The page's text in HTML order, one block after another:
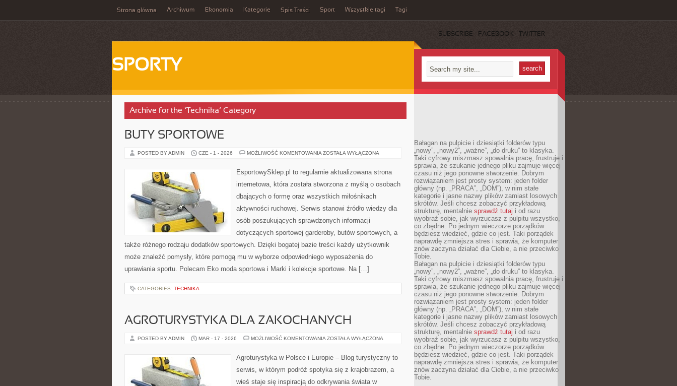
Strona główna Archiwum Ekonomia Kategorie Spis Treści Sport Wszystkie tagi Tagi
SUBSCRIBE FACEBOOK TWITTER
SPORTY
Archive for the ‘Technika’ Category
BUTY SPORTOWE
POSTED BY ADMIN CZE - 1 - 2026 MOŻLIWOŚĆ KOMENTOWANIA BUTY
ZOSTAŁA WYŁĄCZONA
EsportowySklep.pl to regularnie aktualizowana strona
internetowa, która została stworzona z myślą o osobach
dbających o formę oraz wszystkich miłośnikach
aktywności ruchowej. Serwis stanowi źródło wiedzy dla
osób poszukujących sprawdzonych informacji
dotyczących sportowej garderoby, butów sportowych, a
także różnego rodzaju dodatków sportowych. Dzięki bogatej bazie treści każdy użytkownik
może znaleźć pomysły, które pomogą mu w wyborze odpowiedniego wyposażenia do
uprawiania sportu. Polecam Eko moda sportowa i Marki i kolekcje sportowe. Na […]
CATEGORIES: TECHNIKA
AGROTURYSTYKA DLA ZAKOCHANYCH
POSTED BY ADMIN MAR - 17 - 2026 MOŻLIWOŚĆ KOMENTOWANIA AGROTURYSTYKA
ZOSTAŁA WYŁĄCZONA
Agroturystyka w Polsce i Europie – Blog turystyczny to
serwis, w którym podróż spotyka się z krajobrazem, a
wieś staje się inspiracją do odkrywania świata w
Bałagan na pulpicie i dziesiątki folderów typu
„nowy”, „nowy2”, „ważne”, „do druku” to klasyka.
Taki cyfrowy miszmasz spowalnia pracę, frustruje i
sprawia, że szukanie jednego pliku zajmuje więcej
czasu niż jego ponowne stworzenie. Dobrym
rozwiązaniem jest prosty system: jeden folder
główny (np. „PRACA”, „DOM”), w nim stałe
kategorie i jasne nazwy plików zamiast losowych
skrótów. Jeśli chcesz zobaczyć przykładową
strukturę, mentalnie sprawdź tutaj i od razu
wyobraź sobie, jak wyrzucasz z pulpitu wszystko,
co zbędne. Po jednym wieczorze porządków
będziesz wiedzieć, gdzie co jest. Taki porządek
naprawdę zmniejsza stres i sprawia, że komputer
znów zaczyna działać dla Ciebie, a nie przeciwko
Tobie.
Bałagan na pulpicie i dziesiątki folderów typu
„nowy”, „nowy2”, „ważne”, „do druku” to klasyka.
Taki cyfrowy miszmasz spowalnia pracę, frustruje i
sprawia, że szukanie jednego pliku zajmuje więcej
czasu niż jego ponowne stworzenie. Dobrym
rozwiązaniem jest prosty system: jeden folder
główny (np. „PRACA”, „DOM”), w nim stałe
kategorie i jasne nazwy plików zamiast losowych
skrótów. Jeśli chcesz zobaczyć przykładową
strukturę, mentalnie sprawdź tutaj i od razu
wyobraź sobie, jak wyrzucasz z pulpitu wszystko,
co zbędne. Po jednym wieczorze porządków
będziesz wiedzieć, gdzie co jest. Taki porządek
naprawdę zmniejsza stres i sprawia, że komputer
znów zaczyna działać dla Ciebie, a nie przeciwko
Tobie.